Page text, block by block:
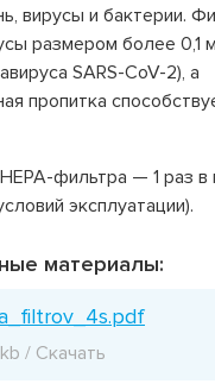
вирусы и бактерии.
размером более 0,1
SARS-CoV-2), а
пропитка
фильтра — 1 раз в
эксплуатации).
материалы:
/ Скачать